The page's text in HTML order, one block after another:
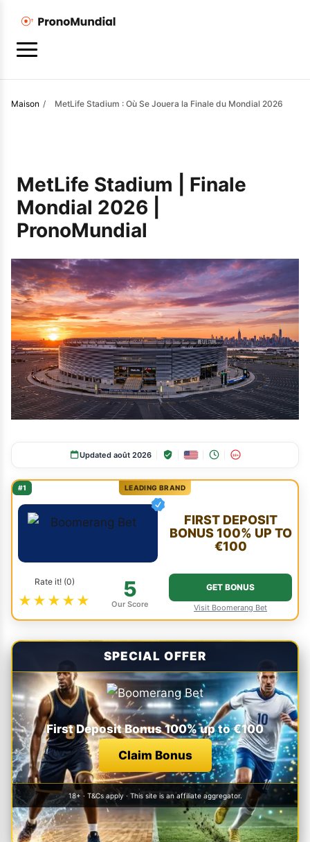
Maison / MetLife Stadium : Où Se Jouera la Finale du Mondial 2026
MetLife Stadium | Finale
Mondial 2026 |
PronoMundial
Updated août 2026 18+
#1 LEADING BRAND
FIRST DEPOSIT
BONUS 100% UP TO
€100
Rate it! (0)
★★★★★ 5
Our Score
GET BONUS
Visit Boomerang Bet
SPECIAL OFFER
First Deposit Bonus 100% up to €100
Claim Bonus
18+ · T&Cs apply · This site is an affiliate aggregator.